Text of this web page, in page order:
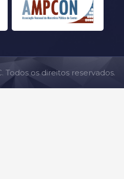
Todos os direitos reservados.